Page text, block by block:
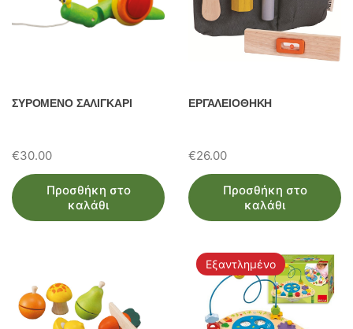
ΣΥΡΟΜΕΝΟ ΣΑΛΙΓΚΑΡΙ
€30.00
Προσθήκη στο
καλάθι
ΕΡΓΑΛΕΙΟΘΗΚΗ
€26.00
Προσθήκη στο
καλάθι
Εξαντλημένο